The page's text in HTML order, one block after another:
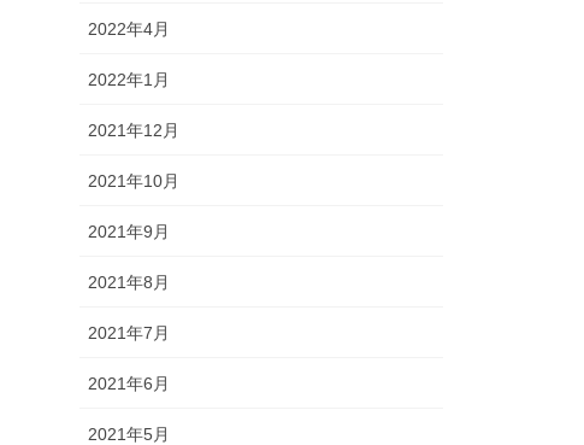
2022年4月
2022年1月
2021年12月
2021年10月
2021年9月
2021年8月
2021年7月
2021年6月
2021年5月